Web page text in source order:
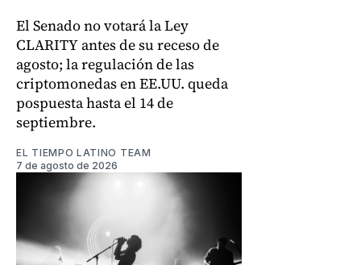
El Senado no votará la Ley
CLARITY antes de su receso de
agosto; la regulación de las
criptomonedas en EE.UU. queda
pospuesta hasta el 14 de
septiembre.
EL TIEMPO LATINO TEAM
7 de agosto de 2026